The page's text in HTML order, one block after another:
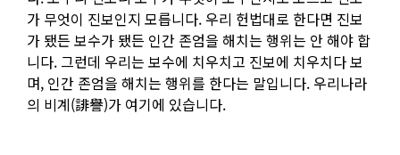
가 무엇이 진보인지 모릅니다. 우리 헌법대로 한다면 진보
가 됐든 보수가 됐든 인간 존엄을 해치는 행위는 안 해야 합
니다. 그런데 우리는 보수에 치우치고 진보에 치우치다 보
며, 인간 존엄을 해치는 행위를 한다는 말입니다. 우리나라
의 비계(誹譽)가 여기에 있습니다.